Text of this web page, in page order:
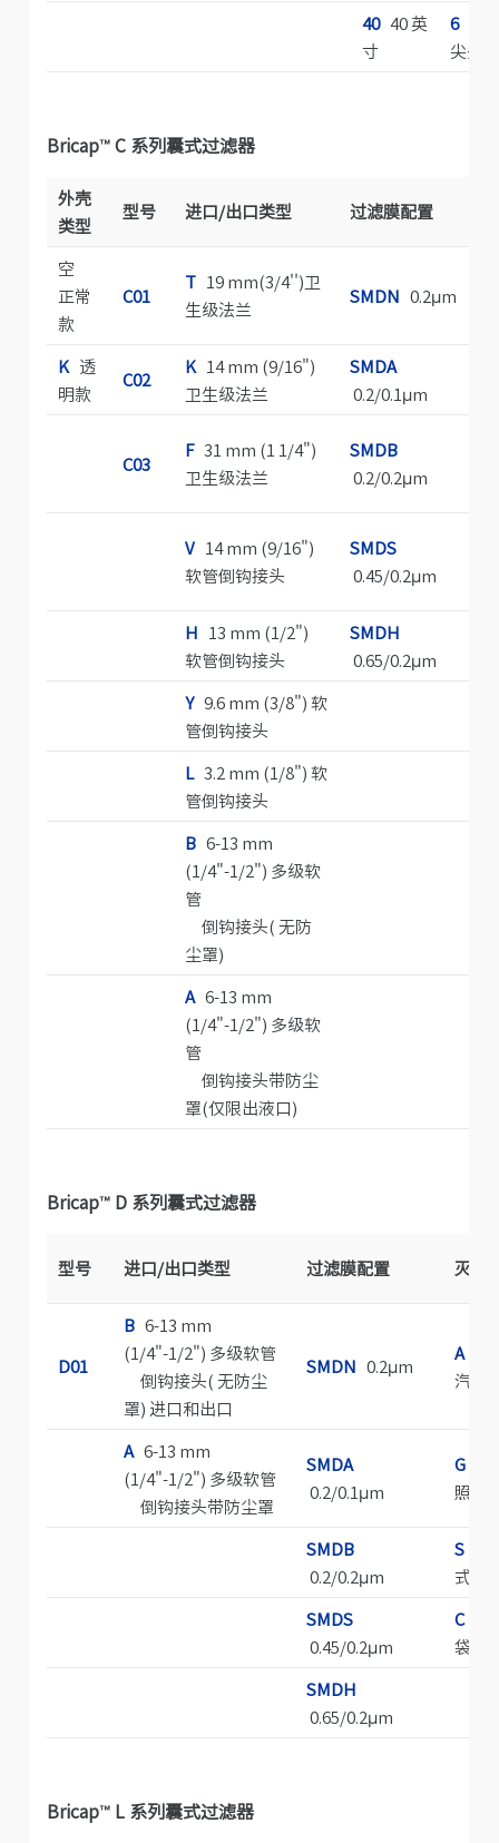
4040 英
寸
6
尖头式
Bricap™C 系列囊式过滤器
外壳
类型
型号 进口/出口类型 过滤膜配置
空
正常
款
C01
T19 mm(3/4'')卫
生级法兰
SMDN 0.2μm
K透
明款
C02
K14 mm (9/16")
卫生级法兰
SMDA
0.2/0.1μm
C03
F31 mm (1 1/4")
卫生级法兰
SMDB
0.2/0.2μm
V14 mm (9/16")
软管倒钩接头
SMDS
0.45/0.2μm
H 13 mm (1/2")
软管倒钩接头
SMDH
0.65/0.2μm
Y9.6 mm (3/8") 软
管倒钩接头
L3.2 mm (1/8") 软
管倒钩接头
B6-13 mm
(1/4"-1/2") 多级软
管
倒钩接头( 无防
尘罩)
A6-13 mm
(1/4"-1/2") 多级软
管
倒钩接头带防尘
罩(仅限出液口)
Bricap™D 系列囊式过滤器
型号 进口/出口类型 过滤膜配置 灭菌
D01
B6-13 mm
(1/4"-1/2") 多级软管
倒钩接头( 无防尘
罩) 进口和出口
SMDN 0.2μm
A仅
汽灭
A6-13 mm
(1/4"-1/2") 多级软管
倒钩接头带防尘罩
SMDA
0.2/0.1μm
G耐
照灭
SMDB
0.2/0.2μm
S无
式过
SMDS
0.45/0.2μm
C灭
袋无
SMDH
0.65/0.2μm
Bricap™L 系列囊式过滤器